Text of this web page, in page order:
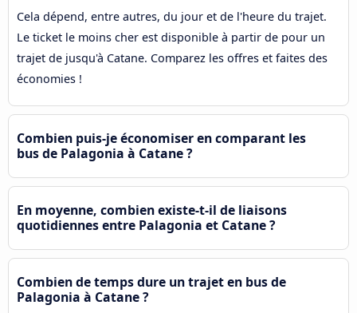
Cela dépend, entre autres, du jour et de l'heure du trajet.
Le ticket le moins cher est disponible à partir de pour un
trajet de jusqu'à Catane. Comparez les offres et faites des
économies !
Combien puis-je économiser en comparant les
bus de Palagonia à Catane ?
En moyenne, combien existe-t-il de liaisons
quotidiennes entre Palagonia et Catane ?
Combien de temps dure un trajet en bus de
Palagonia à Catane ?